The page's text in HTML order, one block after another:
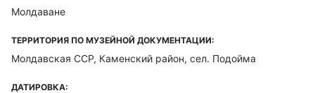
Молдаване
ТЕРРИТОРИЯ ПО МУЗЕЙНОЙ ДОКУМЕНТАЦИИ:
Молдавская ССР, Каменский район, сел. Подойма
ДАТИРОВКА: